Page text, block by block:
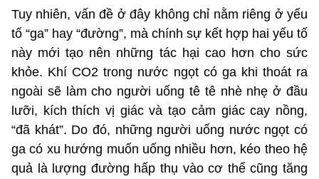
Tuy nhiên, vấn đề ở đây không chỉ nằm riêng ở yếu
tố “ga” hay “đường”, mà chính sự kết hợp hai yếu tố
này mới tạo nên những tác hại cao hơn cho sức
khỏe. Khí CO2 trong nước ngọt có ga khi thoát ra
ngoài sẽ làm cho người uống tê tê nhè nhẹ ở đầu
lưỡi, kích thích vị giác và tạo cảm giác cay nồng,
“đã khát”. Do đó, những người uống nước ngọt có
ga có xu hướng muốn uống nhiều hơn, kéo theo hệ
quả là lượng đường hấp thụ vào cơ thể cũng tăng